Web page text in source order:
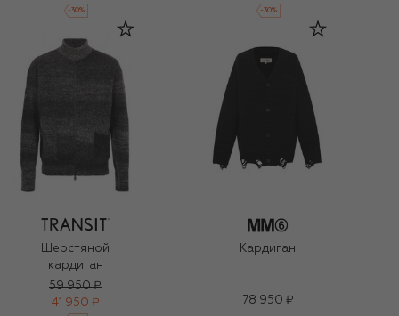
-30% -30%
Шерстяной
кардиган
59 950 ₽
41 950 ₽
Кардиган
78 950 ₽